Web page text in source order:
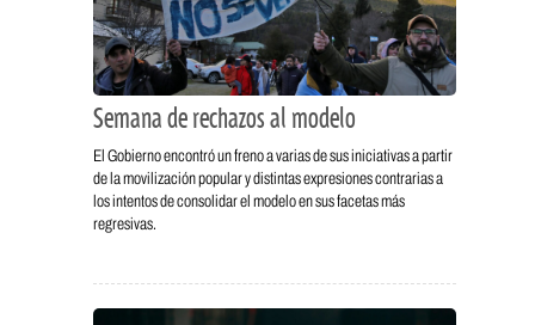
Semana de rechazos al modelo
El Gobierno encontró un freno a varias de sus iniciativas a partir
de la movilización popular y distintas expresiones contrarias a
los intentos de consolidar el modelo en sus facetas más
regresivas.